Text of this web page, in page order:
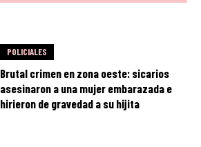
POLICIALES
Brutal crimen en zona oeste: sicarios
asesinaron a una mujer embarazada e
hirieron de gravedad a su hijita